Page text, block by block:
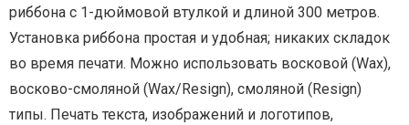
риббона с 1-дюймовой втулкой и длиной 300 метров.
Установка риббона простая и удобная; никаких складок
во время печати. Можно использовать восковой (Wax),
восково-смоляной (Wax/Resign), смоляной (Resign)
типы. Печать текста, изображений и логотипов,